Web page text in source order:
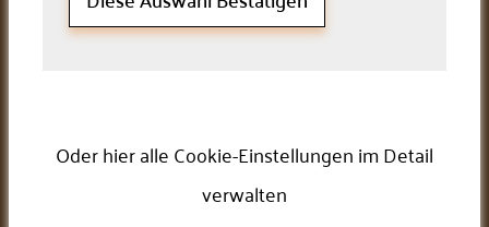
Ankauf/Verkauf
FirmaOder hier alle Cookie-Einstellungen im Detail
verwalten